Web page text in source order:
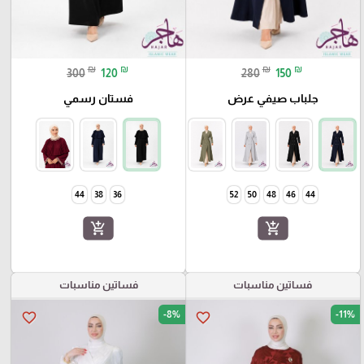
280 ₪ 150 ₪
جلباب صيفي عرض
44
46
48
50
52
add_shopping_cart
300 ₪ 120 ₪
فستان رسمي
36
38
44
add_shopping_cart
فساتين مناسبات
favorite_border -11%
فساتين مناسبات
favorite_border -8%